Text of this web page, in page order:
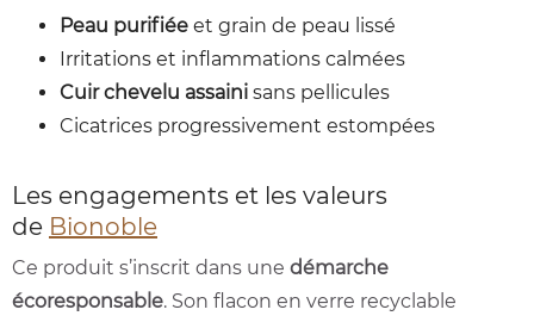
Peau purifiée et grain de peau lissé
Irritations et inflammations calmées
Cuir chevelu assaini sans pellicules
Cicatrices progressivement estompées
Les engagements et les valeurs
de Bionoble
Ce produit s’inscrit dans une démarche
écoresponsable. Son flacon en verre recyclable